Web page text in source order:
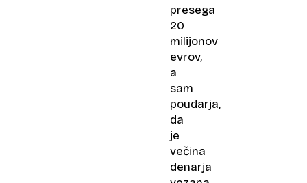
presega
20
milijonov
evrov,
a
sam
poudarja,
da
je
večina
denarja